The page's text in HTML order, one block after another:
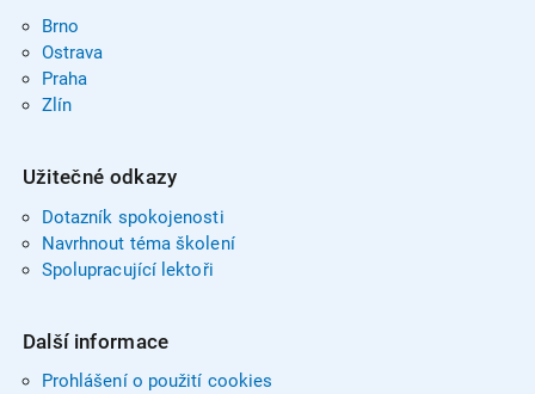
Brno
Ostrava
Praha
Zlín
Užitečné odkazy
Dotazník spokojenosti
Navrhnout téma školení
Spolupracující lektoři
Další informace
Prohlášení o použití cookies